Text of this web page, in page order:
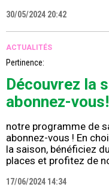
30/05/2024 20:42
ACTUALITÉS
Pertinence:
Découvrez la
abonnez-vous!
notre programme de
abonnez-vous ! En
la saison, bénéficiez
places et profitez de
17/06/2024 14:34